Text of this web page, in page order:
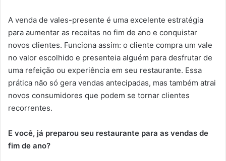
A venda de vales-presente é uma excelente estratégia
para aumentar as receitas no fim de ano e conquistar
novos clientes. Funciona assim: o cliente compra um vale
no valor escolhido e presenteia alguém para desfrutar de
uma refeição ou experiência em seu restaurante. Essa
prática não só gera vendas antecipadas, mas também atrai
novos consumidores que podem se tornar clientes
recorrentes.
E você, já preparou seu restaurante para as vendas de
fim de ano?